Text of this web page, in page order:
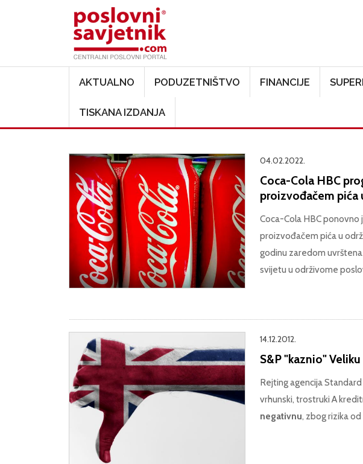
AKTUALNO PODUZETNIŠTVO FINANCIJE
TISKANA IZDANJA
04.02.2022.
Coca-Cola HBC
proizvođačem
Coca-Cola HBC
proizvođačem pića u
godinu zaredom
svijetu u održivome
14.12.2012.
S&P "kaznio"
Rejting agencija
vrhunski, trostruki A
negativnu, zbog rizika